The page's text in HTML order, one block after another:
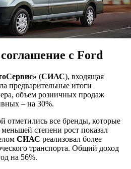
с Ford
(СИАС), входящая
предварительные итоги
объем розничных продаж
– на 30%.
отметились все бренды, которые
степени рост показал
СИАС реализовал более
транспорта. Общий доход
на 56%.